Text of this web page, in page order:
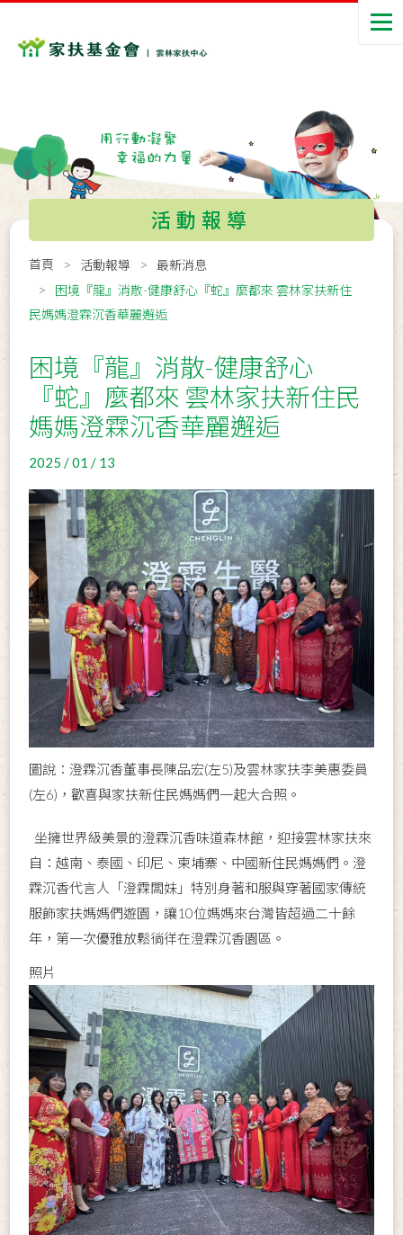
活動報導
首頁 活動報導
最新消息
困境『龍』消散-健康舒心『蛇』麼都來 雲林家扶新住
民媽媽澄霖沉香華麗邂逅
困境『龍』消散-健康舒心
『蛇』麼都來 雲林家扶新住民
媽媽澄霖沉香華麗邂逅
2025 / 01 / 13
圖說：澄霖沉香董事長陳品宏(左5)及雲林家扶李美惠委員
(左6)，歡喜與家扶新住民媽媽們一起大合照。
坐擁世界級美景的澄霖沉香味道森林館，迎接雲林家扶來
自：越南、泰國、印尼、柬埔寨、中國新住民媽媽們。澄
霖沉香代言人「澄霖闆妹」特別身著和服與穿著國家傳統
服飾家扶媽媽們遊園，讓10位媽媽來台灣皆超過二十餘
年，第一次優雅放鬆徜徉在澄霖沉香園區。
照片